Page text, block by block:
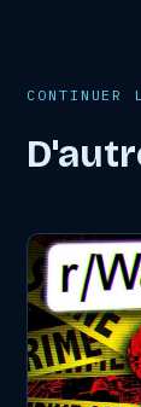
CONTINUER